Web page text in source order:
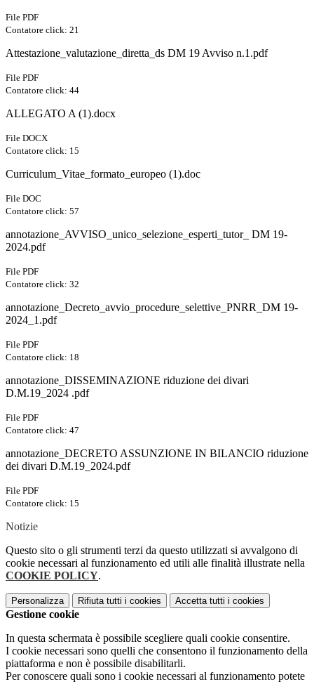
File PDF
Contatore click: 21
Attestazione_valutazione_diretta_ds DM 19 Avviso n.1.pdf
File PDF
Contatore click: 44
ALLEGATO A (1).docx
File DOCX
Contatore click: 15
Curriculum_Vitae_formato_europeo (1).doc
File DOC
Contatore click: 57
annotazione_AVVISO_unico_selezione_esperti_tutor_ DM 19-
2024.pdf
File PDF
Contatore click: 32
annotazione_Decreto_avvio_procedure_selettive_PNRR_DM 19-
2024_1.pdf
File PDF
Contatore click: 18
annotazione_DISSEMINAZIONE riduzione dei divari
D.M.19_2024 .pdf
File PDF
Contatore click: 47
annotazione_DECRETO ASSUNZIONE IN BILANCIO riduzione
dei divari D.M.19_2024.pdf
File PDF
Contatore click: 15
Notizie
Questo sito o gli strumenti terzi da questo utilizzati si avvalgono di
cookie necessari al funzionamento ed utili alle finalità illustrate nella
COOKIE POLICY.
Personalizza Rifiuta tutti i cookies Accetta tutti i cookies
Gestione cookie
In questa schermata è possibile scegliere quali cookie consentire.
I cookie necessari sono quelli che consentono il funzionamento della
piattaforma e non è possibile disabilitarli.
Per conoscere quali sono i cookie necessari al funzionamento potete